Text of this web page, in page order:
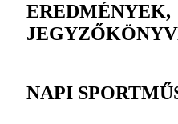
EREDMÉNYEK,
NAPI